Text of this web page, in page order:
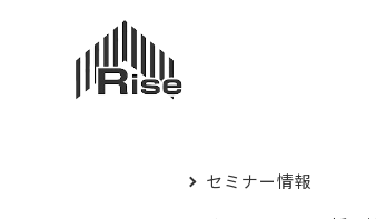
セミナー情報